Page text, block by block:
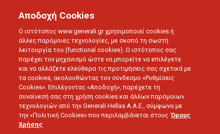
ΔΕΛΤΙΑ ΤΥΠΟΥ
Αποδοχή Cookies
Ο ιστότοπος www.generali.gr χρησιμοποιεί cookies ή
άλλες παρόμοιες τεχνολογίες, με σκοπό τη σωστή
λειτουργία του (functional cookies). Ο ιστότοπος σας
παρέχει τον μηχανισμό ώστε να μπορείτε να επιλέγετε
και να αλλάζετε ελεύθερα τις προτιμήσεις σας σχετικά με
τα cookies, ακολουθώντας τον σύνδεσμο «Ρυθμίσεις
Cookies». Επιλέγοντας «Αποδοχή», παρέχετε τη
συναίνεσή σας στη χρήση cookies και άλλων παρόμοιων
τεχνολογιών από την Generali Hellas A.A.E., σύμφωνα με
την «Πολιτική Cookies» που περιλαμβάνεται στους Όρους
Χρήσης